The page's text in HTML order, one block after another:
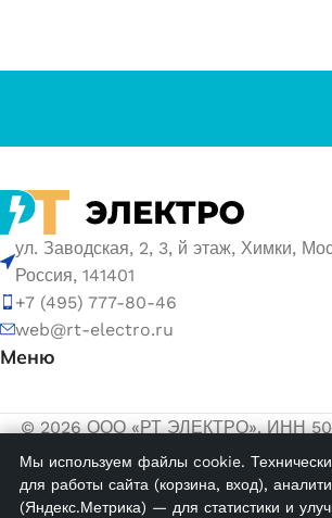
ул. Заводская, 2, 3, й этаж, Химки,
Россия, 141401
+7 (495) 777-80-46
web@rt-electro.ru
Меню
© 2026 ООО «РТ ЭЛЕКТРО». ИНН
1155047005145.
Политика обработки
Мы используем файлы cookie.
для работы сайта (корзина, вход),
(Яндекс.Метрика) — для статистики и